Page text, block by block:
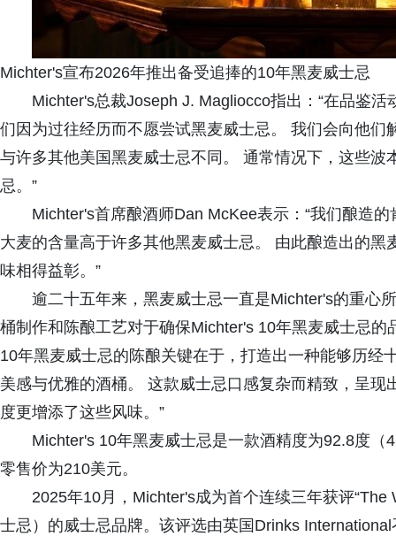
Michter's宣布2026年推出备受追捧的10年黑麦威士忌
Michter's总裁Joseph J. Magliocco指出：“在品鉴
们因为过往经历而不愿尝试黑麦威士忌。 我们会向他
与许多其他美国黑麦威士忌不同。 通常情况下，这些
忌。”
Michter's首席酿酒师Dan McKee表示：“我们酿造
大麦的含量高于许多其他黑麦威士忌。 由此酿造出的
味相得益彰。”
逾二十五年来，黑麦威士忌一直是Michter's的重心
桶制作和陈酿工艺对于确保Michter's 10年黑麦威士忌
10年黑麦威士忌的陈酿关键在于，打造出一种能够历经
美感与优雅的酒桶。 这款威士忌口感复杂而精致，呈
度更增添了这些风味。”
Michter's 10年黑麦威士忌是一款酒精度为92.8度
零售价为210美元。
2025年10月，Michter's成为首个连续三年获评
士忌）的威士忌品牌。该评选由英国Drinks